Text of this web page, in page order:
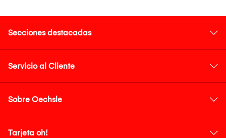
Secciones destacadas
Servicio al Cliente
Sobre Oechsle
Tarjeta oh!